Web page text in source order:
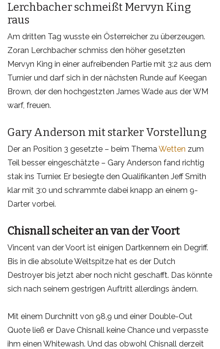
Lerchbacher schmeißt Mervyn King
raus
Am dritten Tag wusste ein Österreicher zu überzeugen.
Zoran Lerchbacher schmiss den höher gesetzten
Mervyn King in einer aufreibenden Partie mit 3:2 aus dem
Turnier und darf sich in der nächsten Runde auf Keegan
Brown, der den hochgestzten James Wade aus der WM
warf, freuen.
Gary Anderson mit starker Vorstellung
Der an Position 3 gesetzte – beim ThemaWetten zum
Teil besser eingeschätzte – Gary Anderson fand richtig
stak ins Turnier. Er besiegte den Qualifikanten Jeff Smith
klar mit 3:0 und schrammte dabei knapp an einem 9-
Darter vorbei.
Chisnall scheiter an van der Voort
Vincent van der Voort ist einigen Dartkennern ein Degriff.
Bis in die absolute Weltspitze hat es der Dutch
Destroyer bis jetzt aber noch nicht geschafft. Das könnte
sich nach seinem gestrigen Auftritt allerdings ändern.
Mit einem Durchnitt von 98,9 und einer Double-Out
Quote ließ er Dave Chisnall keine Chance und verpasste
ihm einen Whitewash. Und das obwohl Chisnall derzeit